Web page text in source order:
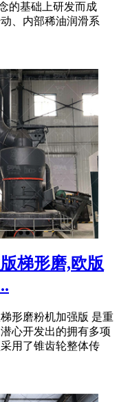
的基础上研发而成
、内部稀油润滑系
梯形磨,欧版
形磨粉机加强版 是重
心开发出的拥有多项
用了锥齿轮整体传